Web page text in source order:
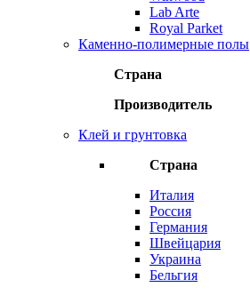
Lab Arte
Royal Parket
Каменно-полимерные полы
Страна
Производитель
Клей и грунтовка
Страна
Италия
Россия
Германия
Швейцария
Украина
Бельгия